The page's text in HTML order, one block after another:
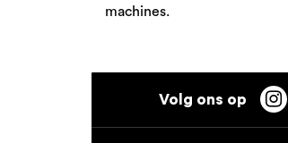
machines.
